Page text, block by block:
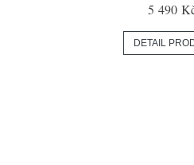
5 490
DETAIL